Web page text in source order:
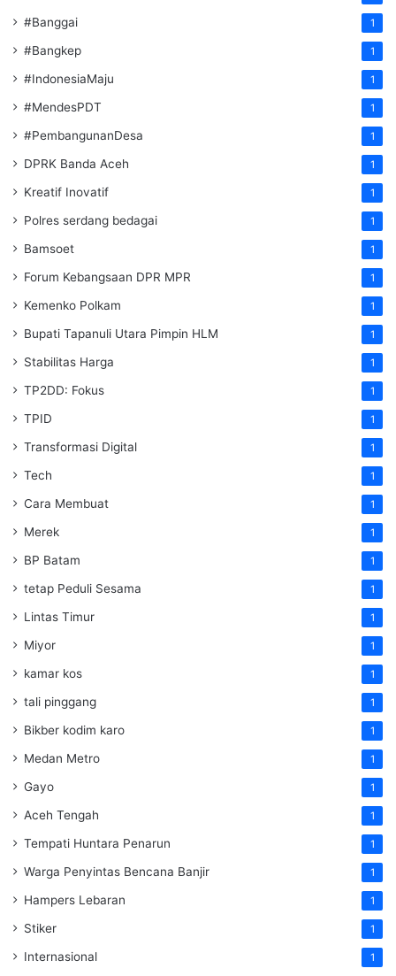
#Banggai 1
#Bangkep 1
#IndonesiaMaju 1
#MendesPDT 1
#PembangunanDesa 1
DPRK Banda Aceh 1
Kreatif Inovatif 1
Polres serdang bedagai 1
Bamsoet 1
Forum Kebangsaan DPR MPR 1
Kemenko Polkam 1
‎Bupati Tapanuli Utara Pimpin HLM 1
Stabilitas Harga 1
TP2DD: Fokus 1
TPID 1
Transformasi Digital 1
Tech 1
Cara Membuat 1
Merek 1
BP Batam 1
tetap Peduli Sesama 1
Lintas Timur 1
Miyor 1
kamar kos 1
tali pinggang 1
Bikber kodim karo 1
Medan Metro 1
Gayo 1
Aceh Tengah 1
Tempati Huntara Penarun 1
Warga Penyintas Bencana Banjir 1
Hampers Lebaran 1
Stiker 1
Internasional 1